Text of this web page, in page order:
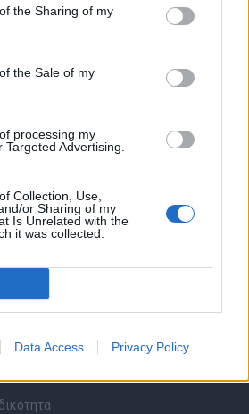
the Sharing of my
the Sale of my
processing my
Advertising.
Collection, Use,
or Sharing of my
Is Unrelated with the
it was collected.
Data Access Privacy Policy